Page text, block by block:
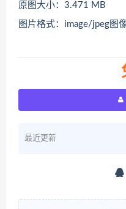
原图大小：3.471 MB
图片格式：image/jpeg图
最近更新